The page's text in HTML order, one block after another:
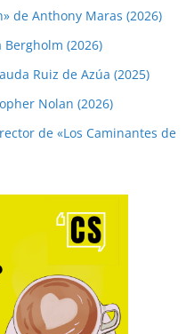
de Anthony Maras (2026)
(2026)
Ruiz de Azúa (2025)
Nolan (2026)
de «Los Caminantes de